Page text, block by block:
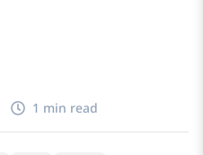
1 min read